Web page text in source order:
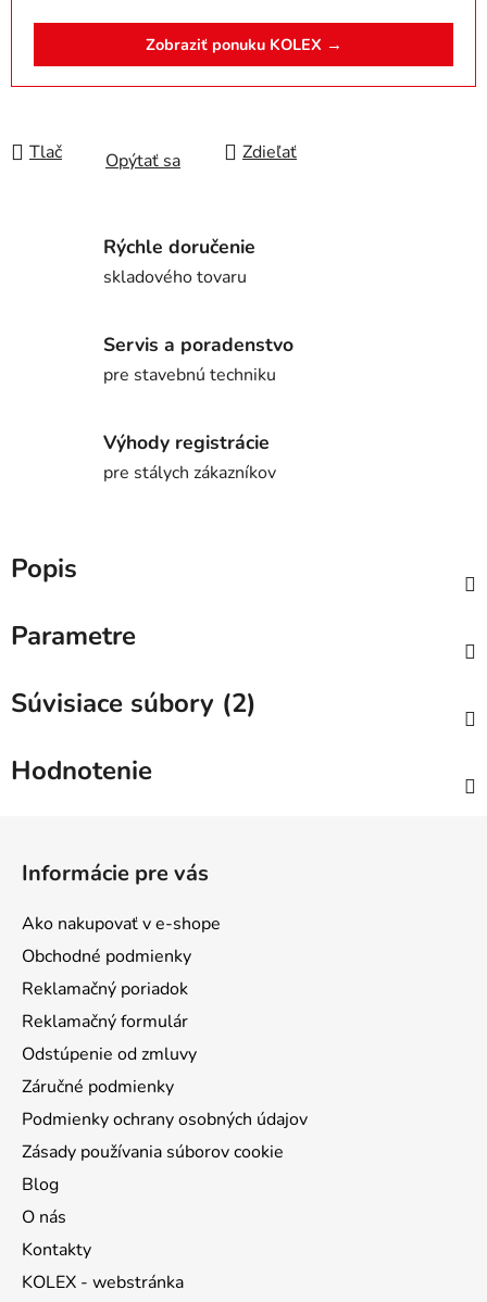
Zobraziť ponuku KOLEX →
Tlač Opýtať sa Zdieľať
Rýchle doručenie
skladového tovaru
Servis a poradenstvo
pre stavebnú techniku
Výhody registrácie
pre stálych zákazníkov
Popis
Parametre
Súvisiace súbory (2)
Hodnotenie
Informácie pre vás
Ako nakupovať v e-shope
Obchodné podmienky
Reklamačný poriadok
Reklamačný formulár
Odstúpenie od zmluvy
Záručné podmienky
Podmienky ochrany osobných údajov
Zásady používania súborov cookie
Blog
O nás
Kontakty
KOLEX - webstránka